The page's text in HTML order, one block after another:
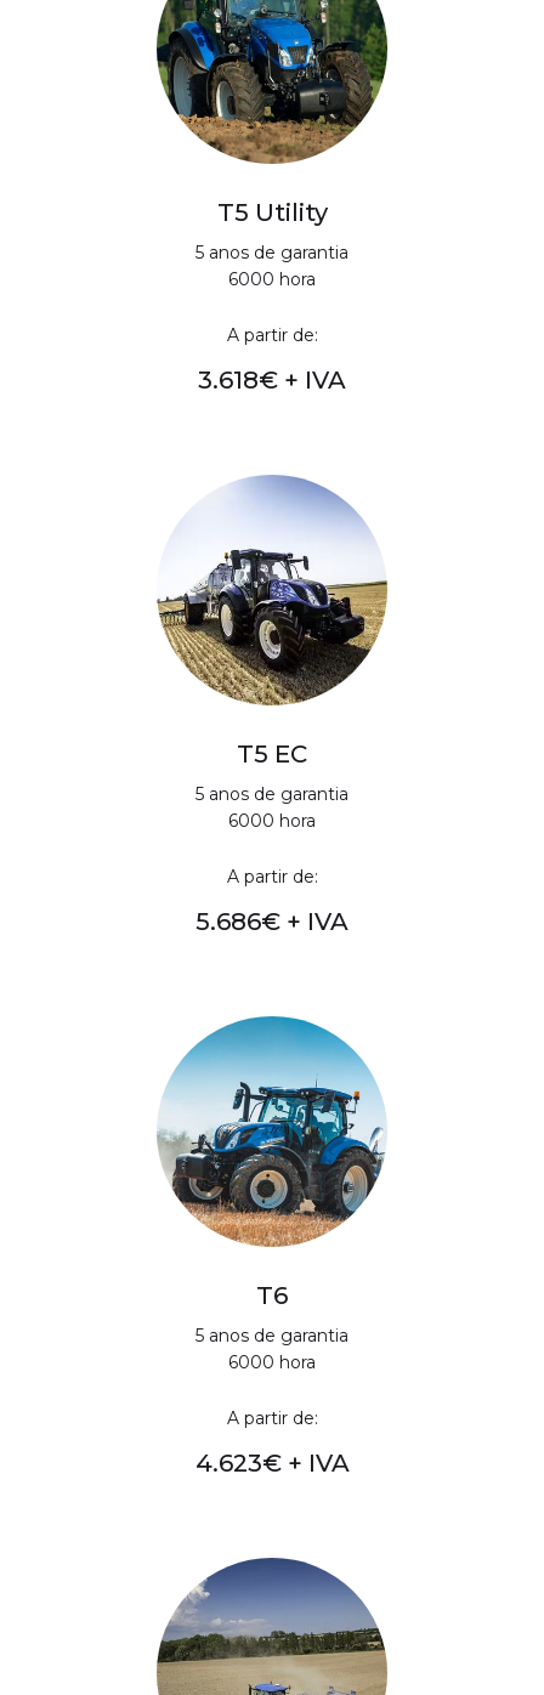
T5 Utility
5 anos de garantia
6000 hora
A partir de:
3.618€ + IVA
T5 EC
5 anos de garantia
6000 hora
A partir de:
5.686€ + IVA
T6
5 anos de garantia
6000 hora
A partir de:
4.623€ + IVA